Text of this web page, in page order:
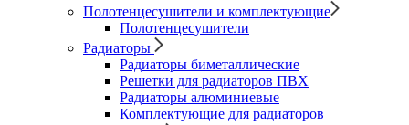
Полотенцесушители и комплектующие
Полотенцесушители
Радиаторы
Радиаторы биметаллические
Решетки для радиаторов ПВХ
Радиаторы алюминиевые
Комплектующие для радиаторов